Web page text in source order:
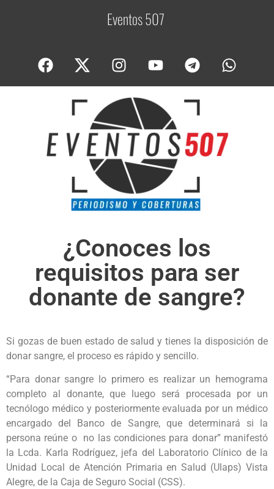
Eventos 507C
¿Conoces los
requisitos para ser
donante de sangre?
Si gozas de buen estado de salud y tienes la disposición de
donar sangre, el proceso es rápido y sencillo.
“Para donar sangre lo primero es realizar un hemograma
completo al donante, que luego será procesada por un
tecnólogo médico y posteriormente evaluada por un médico
encargado del Banco de Sangre, que determinará si la
persona reúne o no las condiciones para donar” manifestó
la Lcda. Karla Rodríguez, jefa del Laboratorio Clínico de la
Unidad Local de Atención Primaria en Salud (Ulaps) Vista
Alegre, de la Caja de Seguro Social (CSS).